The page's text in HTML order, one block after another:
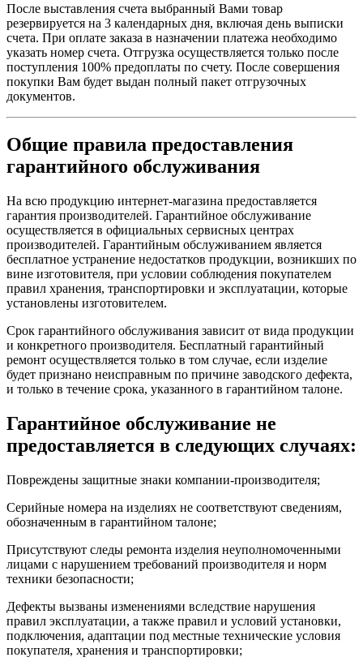
После выставления счета выбранный Вами товар
резервируется на 3 календарных дня, включая день выписки
счета. При оплате заказа в назначении платежа необходимо
указать номер счета. Отгрузка осуществляется только после
поступления 100% предоплаты по счету. После совершения
покупки Вам будет выдан полный пакет отгрузочных
документов.
Общие правила предоставления
гарантийного обслуживания
На всю продукцию интернет-магазина предоставляется
гарантия производителей. Гарантийное обслуживание
осуществляется в официальных сервисных центрах
производителей. Гарантийным обслуживанием является
бесплатное устранение недостатков продукции, возникших по
вине изготовителя, при условии соблюдения покупателем
правил хранения, транспортировки и эксплуатации, которые
установлены изготовителем.
Срок гарантийного обслуживания зависит от вида продукции
и конкретного производителя. Бесплатный гарантийный
ремонт осуществляется только в том случае, если изделие
будет признано неисправным по причине заводского дефекта,
и только в течение срока, указанного в гарантийном талоне.
Гарантийное обслуживание не
предоставляется в следующих случаях:
Повреждены защитные знаки компании-производителя;
Серийные номера на изделиях не соответствуют сведениям,
обозначенным в гарантийном талоне;
Присутствуют следы ремонта изделия неуполномоченными
лицами с нарушением требований производителя и норм
техники безопасности;
Дефекты вызваны изменениями вследствие нарушения
правил эксплуатации, а также правил и условий установки,
подключения, адаптации под местные технические условия
покупателя, хранения и транспортировки;